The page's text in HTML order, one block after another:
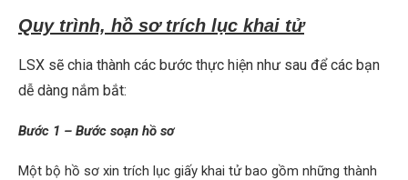
Quy trình, hồ sơ trích lục khai tử
LSX sẽ chia thành các bước thực hiện như sau để các bạn
dễ dàng nắm bắt:
Bước 1 – Bước soạn hồ sơ
Một bộ hồ sơ xin trích lục giấy khai tử bao gồm những thành